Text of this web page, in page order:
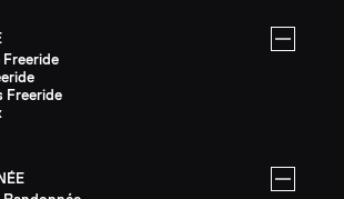
Freeride
Freeride